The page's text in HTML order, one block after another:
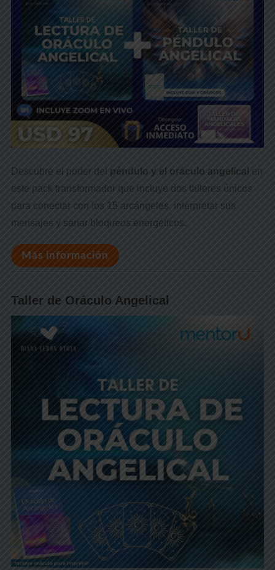
Descubre el poder del péndulo y el oráculo angelical en
este pack transformador que incluye dos talleres únicos
para conectar con los 15 arcángeles, interpretar sus
mensajes y sanar bloqueos energéticos.
Más información
Taller de Oráculo Angelical